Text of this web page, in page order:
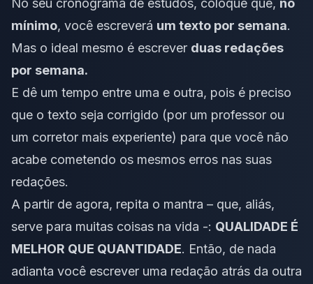
No seu cronograma de estudos, coloque que, no
mínimo, você escreverá um texto por semana.
Mas o ideal mesmo é escrever duas redações
por semana.
E dê um tempo entre uma e outra, pois é preciso
que o texto seja corrigido (por um professor ou
um corretor mais experiente) para que você não
acabe cometendo os mesmos erros nas suas
redações.
A partir de agora, repita o mantra – que, aliás,
serve para muitas coisas na vida -: QUALIDADE É
MELHOR QUE QUANTIDADE. Então, de nada
adianta você escrever uma redação atrás da outra